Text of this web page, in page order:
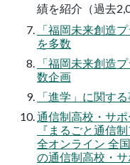
績を紹介（過去
「福岡未来創造
を多数
「福岡未来創造
数企画
「進学」に関す
通信制⾼校・サ
『まるごと通信
全オンライン 全
の通信制⾼校・